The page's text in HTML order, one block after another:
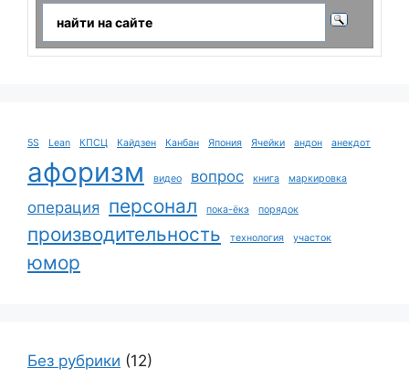
5S Lean КПСЦ Кайдзен Канбан Япония Ячейки андон анекдот
афоризм видео вопрос книга маркировка
операция персонал пока-ёкэ порядок
производительность технология участок
юмор
Без рубрики (12)